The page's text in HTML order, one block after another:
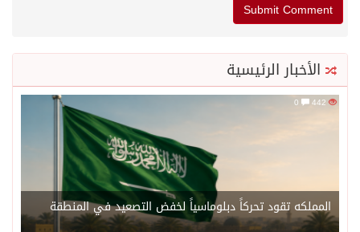
الأخبار الرئيسية
المملكه تقود تحركاً دبلوماسياً لخفض التصعيد في المنطقة